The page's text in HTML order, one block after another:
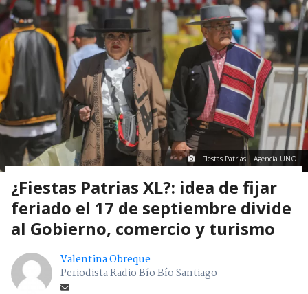
FIestas Patrias | Agencia UNO
¿Fiestas Patrias XL?: idea de fijar
feriado el 17 de septiembre divide
al Gobierno, comercio y turismo
Valentina Obreque
Periodista Radio Bío Bío Santiago